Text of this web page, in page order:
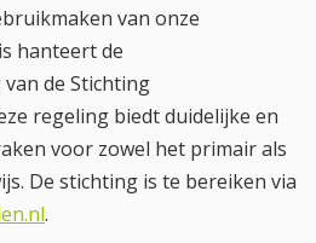
van onze
hanteert de
de Stichting
regeling biedt duidelijke en
voor zowel het primair als
De stichting is te bereiken via
.